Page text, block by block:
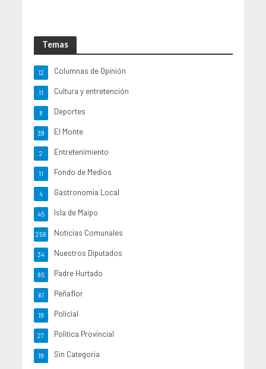
Temas
Columnas de Opinión
12
Cultura y entretención
11
Deportes
8
El Monte
39
Entretenimiento
2
Fondo de Medios
11
Gastronomia Local
4
Isla de Maipo
45
Noticias Comunales
258
Nuestros Diputados
34
Padre Hurtado
85
Peñaflor
61
Policial
19
Politica Provincial
27
Sin Categoria
19